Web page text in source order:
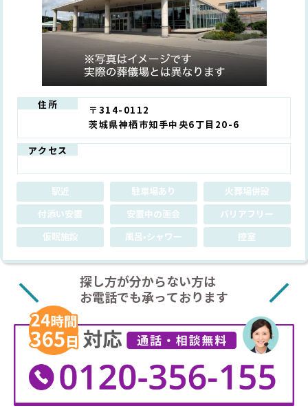
住所
〒314-0112
茨城県神栖市知手中央6丁目20-6
アクセス
駅近 駐車場あり
火葬場併設
付添い安置
安置中の面会
バリアフリー
仮眠施設
風呂•シャワー 控室
探し方が分からない方は
お電話でも承っております